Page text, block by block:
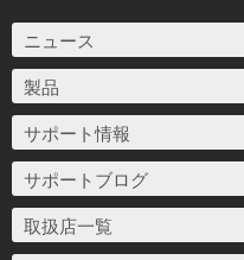
ニュース
製品
サポート情報
サポートブログ
取扱店一覧